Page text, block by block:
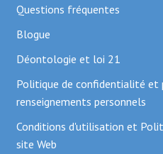
Questions fréquentes
Blogue
Déontologie et loi 21
Politique de confidentialité et
renseignements personnels
Conditions d'utilisation et
site Web